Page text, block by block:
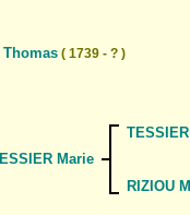
Thomas ( 1739 - ? )
Marie
RIZIOU